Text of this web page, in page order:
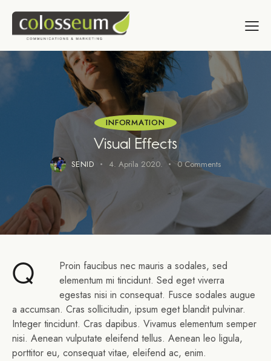
INFORMATION
Visual Effects
SENID 4. Aprila 2020. 0 Comments
Q
Proin faucibus nec mauris a sodales, sed
elementum mi tincidunt. Sed eget viverra
egestas nisi in consequat. Fusce sodales augue
a accumsan. Cras sollicitudin, ipsum eget blandit pulvinar.
Integer tincidunt. Cras dapibus. Vivamus elementum semper
nisi. Aenean vulputate eleifend tellus. Aenean leo ligula,
porttitor eu, consequat vitae, eleifend ac, enim.